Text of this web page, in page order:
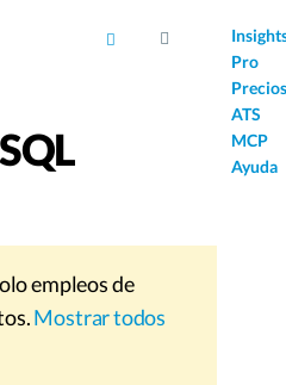
Pro
Precios
ATS
MCP
Ayuda
empleos de
Mostrar todos